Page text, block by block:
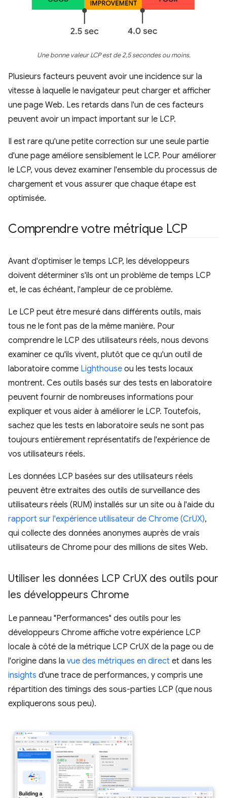
Une bonne valeur LCP est de 2,5 secondes ou moins.
Plusieurs facteurs peuvent avoir une incidence sur la
vitesse à laquelle le navigateur peut charger et afficher
une page Web. Les retards dans l'un de ces facteurs
peuvent avoir un impact important sur le LCP.
Il est rare qu'une petite correction sur une seule partie
d'une page améliore sensiblement le LCP. Pour améliorer
le LCP, vous devez examiner l'ensemble du processus de
chargement et vous assurer que chaque étape est
optimisée.
Comprendre votre métrique LCP
Avant d'optimiser le temps LCP, les développeurs
doivent déterminer s'ils ont un problème de temps LCP
et, le cas échéant, l'ampleur de ce problème.
Le LCP peut être mesuré dans différents outils, mais
tous ne le font pas de la même manière. Pour
comprendre le LCP des utilisateurs réels, nous devons
examiner ce qu'ils vivent, plutôt que ce qu'un outil de
laboratoire comme Lighthouse ou les tests locaux
montrent. Ces outils basés sur des tests en laboratoire
peuvent fournir de nombreuses informations pour
expliquer et vous aider à améliorer le LCP. Toutefois,
sachez que les tests en laboratoire seuls ne sont pas
toujours entièrement représentatifs de l'expérience de
vos utilisateurs réels.
Les données LCP basées sur des utilisateurs réels
peuvent être extraites des outils de surveillance des
utilisateurs réels (RUM) installés sur un site ou à l'aide du
rapport sur l'expérience utilisateur de Chrome (CrUX),
qui collecte des données anonymes auprès de vrais
utilisateurs de Chrome pour des millions de sites Web.
Utiliser les données LCP CrUX des outils pour
les développeurs Chrome
Le panneau "Performances" des outils pour les
développeurs Chrome affiche votre expérience LCP
locale à côté de la métrique LCP CrUX de la page ou de
l'origine dans la vue des métriques en direct et dans les
insights d'une trace de performances, y compris une
répartition des timings des sous-parties LCP (que nous
expliquerons sous peu).